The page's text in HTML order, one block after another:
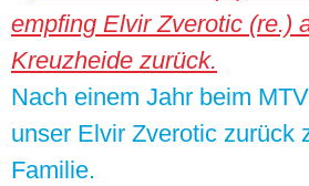
Nach einem Jahr beim
unser Elvir Zverotic zurück
Familie.